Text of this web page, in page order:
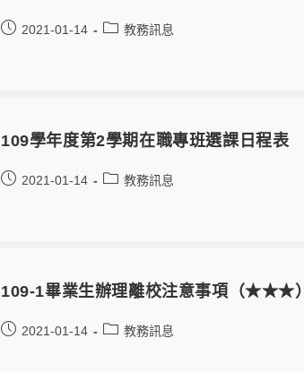
2021-01-14 教務訊息
109學年度第2學期在職專班選課日程表
2021-01-14 教務訊息
109-1畢業生辦理離校注意事項（★★★）
2021-01-14 教務訊息